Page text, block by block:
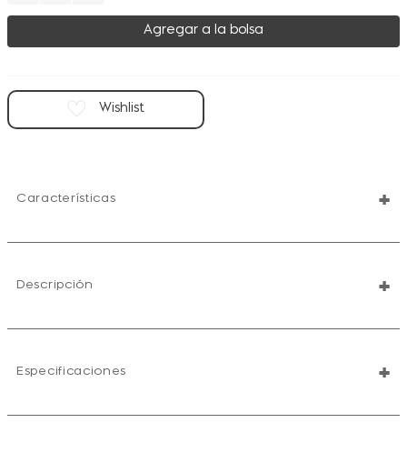
Agregar a la bolsa
Características +
Descripción +
Especificaciones +